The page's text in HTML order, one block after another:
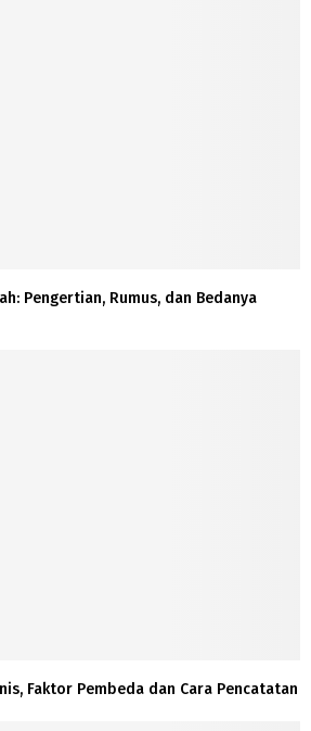
Pengertian, Rumus, dan Bedanya
Faktor Pembeda dan Cara Pencatatan